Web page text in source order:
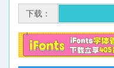
下载：